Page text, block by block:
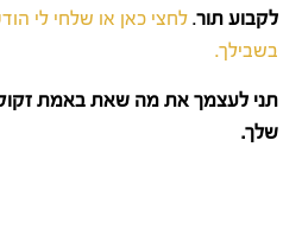
לקבוע תור. לחצי כאן או שלחי לי
בשבילך.
תני לעצמך את מה שאת באמת
שלך.